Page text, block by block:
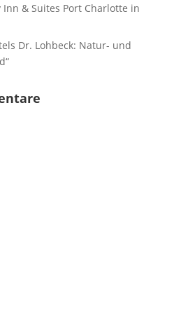
& Suites Port Charlotte in
Dr. Lohbeck: Natur- und